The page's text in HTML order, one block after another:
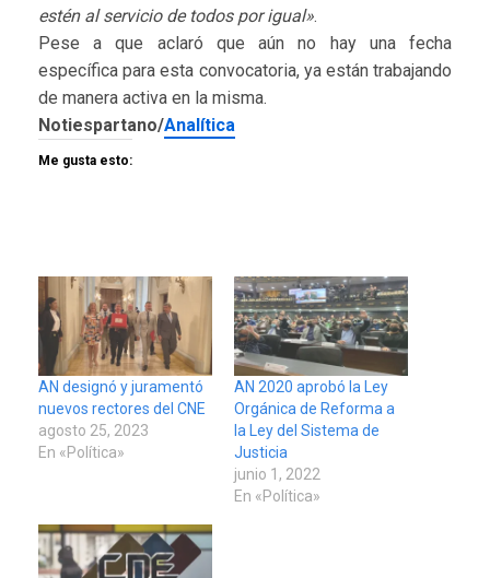
estén al servicio de todos por igual».
Pese a que aclaró que aún no hay una fecha
específica para esta convocatoria, ya están trabajando
de manera activa en la misma.
Notiespartano/Analítica
Me gusta esto:
AN designó y juramentó
nuevos rectores del CNE
agosto 25, 2023
En «Política»
AN 2020 aprobó la Ley
Orgánica de Reforma a
la Ley del Sistema de
Justicia
junio 1, 2022
En «Política»